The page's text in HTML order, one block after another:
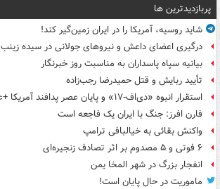
پربازدیدترین ها
شاید روسیه، آمریکا را در ایران زمین‌گیر کند!
درگیری اعضای داعش و نیروهای جولانی در سیده زینب
بیانیه سپاه پاسداران به مناسبت روز خبرنگار
تأیید ربایش و قتل حمیدرضا رجب‌زاده
استقرار انبوه «دی‌اف‑۱۷» و پایان عصر پدافند آمریکا +عکس
فارن افرز: جنگ با ایران یک فاجعه است
واکنش بقائی به خیالبافی ترامپ
۶ فوتی و ۵ مصدوم بر اثر تصادف زنجیره‌ای
انفجار بزرگ در شهر المخا یمن
ماموریت در حال پایان است!